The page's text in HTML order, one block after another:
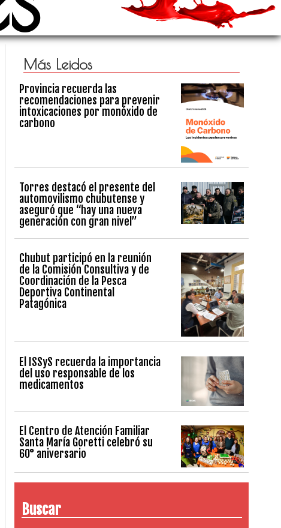
Más Leidos
Provincia recuerda las
recomendaciones para prevenir
intoxicaciones por monóxido de
carbono
Torres destacó el presente del
automovilismo chubutense y
aseguró que “hay una nueva
generación con gran nivel”
Chubut participó en la reunión
de la Comisión Consultiva y de
Coordinación de la Pesca
Deportiva Continental
Patagónica
El ISSyS recuerda la importancia
del uso responsable de los
medicamentos
El Centro de Atención Familiar
Santa María Goretti celebró su
60° aniversario
Buscar